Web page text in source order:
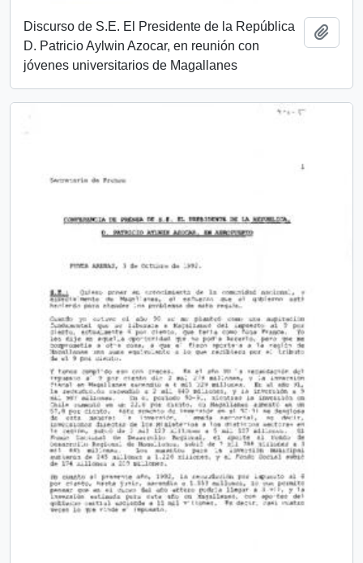
Discurso de S.E. El Presidente de la República
D. Patricio Aylwin Azocar, en reunión con
jóvenes universitarios de Magallanes